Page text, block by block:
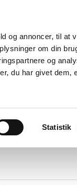
og annoncer, til at
om din
og
du har givet dem,
Statistik
Tilskud og